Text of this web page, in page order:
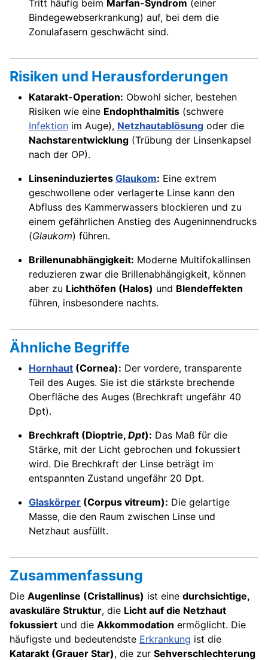
Tritt häufig beim Marfan-Syndrom (einer
Bindegewebserkrankung) auf, bei dem die
Zonulafasern geschwächt sind.
Risiken und Herausforderungen
Katarakt-Operation: Obwohl sicher, bestehen
Risiken wie eine Endophthalmitis (schwere
Infektion im Auge), Netzhautablösung oder die
Nachstarentwicklung (Trübung der Linsenkapsel
nach der OP).
Linseninduziertes Glaukom: Eine extrem
geschwollene oder verlagerte Linse kann den
Abfluss des Kammerwassers blockieren und zu
einem gefährlichen Anstieg des Augeninnendrucks
(Glaukom) führen.
Brillenunabhängigkeit: Moderne Multifokallinsen
reduzieren zwar die Brillenabhängigkeit, können
aber zu Lichthöfen (Halos) und Blendeffekten
führen, insbesondere nachts.
Ähnliche Begriffe
Hornhaut (Cornea): Der vordere, transparente
Teil des Auges. Sie ist die stärkste brechende
Oberfläche des Auges (Brechkraft ungefähr 40
Dpt).
Brechkraft (Dioptrie, Dpt): Das Maß für die
Stärke, mit der Licht gebrochen und fokussiert
wird. Die Brechkraft der Linse beträgt im
entspannten Zustand ungefähr 20 Dpt.
Glaskörper (Corpus vitreum): Die gelartige
Masse, die den Raum zwischen Linse und
Netzhaut ausfüllt.
Zusammenfassung
Die Augenlinse (Cristallinus) ist eine durchsichtige,
avaskuläre Struktur, die Licht auf die Netzhaut
fokussiert und die Akkommodation ermöglicht. Die
häufigste und bedeutendste Erkrankung ist die
Katarakt (Grauer Star), die zur Sehverschlechterung